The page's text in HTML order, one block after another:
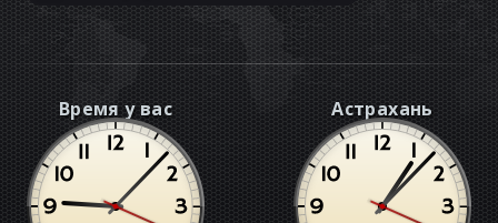
Время у вас Астрахань